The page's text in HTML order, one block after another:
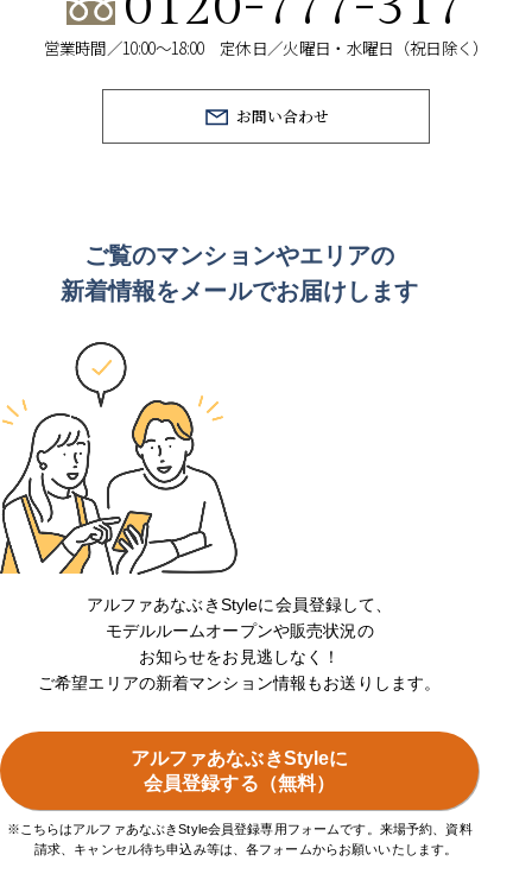
営業時間／10:00～18:00 定休日／火曜日・水曜日（祝日除く）
お問い合わせ
ご覧のマンションやエリアの
新着情報をメールでお届けします
アルファあなぶきStyleに会員登録して、
モデルルームオープンや販売状況の
お知らせをお見逃しなく！
ご希望エリアの新着マンション情報もお送りします。
アルファあなぶきStyleに
会員登録する（無料）
※こちらはアルファあなぶきStyle会員登録専用フォームです。来場予約、資料
請求、キャンセル待ち申込み等は、各フォームからお願いいたします。